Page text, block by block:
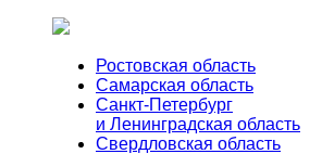
Ростовская область
Самарская область
Санкт-Петербург
и Ленинградская область
Свердловская область